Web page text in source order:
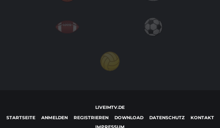
LIVEIMTV.DE
STARTSEITE
ANMELDEN REGISTRIEREN DOWNLOAD DATENSCHUTZ
KONTAKT
IMPRESSUM